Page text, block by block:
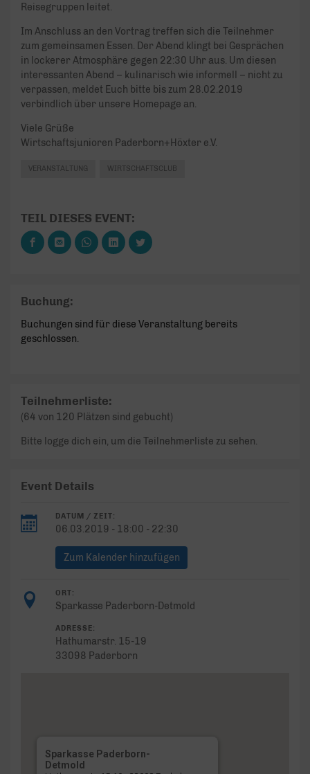
Reisegruppen leitet.
Im Anschluss an den Vortrag treffen sich die Teilnehmer
zum gemeinsamen Essen. Der Abend klingt bei Gesprächen
in lockerer Atmosphäre gegen 22:30 Uhr aus. Um diesen
interessanten Abend – kulinarisch wie informell – nicht zu
verpassen, meldet Euch bitte bis zum 28.02.2019
verbindlich über unsere Homepage an.
Viele Grüße
Wirtschaftsjunioren Paderborn+Höxter e.V.
VERANSTALTUNG WIRTSCHAFTSCLUB
TEIL DIESES EVENT:
Buchung:
Buchungen sind für diese Veranstaltung bereits
geschlossen.
Teilnehmerliste:
(64 von 120 Plätzen sind gebucht)
Bitte logge dich ein, um die Teilnehmerliste zu sehen.
Event Details
DATUM / ZEIT:
06.03.2019 - 18:00 - 22:30
Zum Kalender hinzufügen
ORT:
Sparkasse Paderborn-Detmold
ADRESSE:
Hathumarstr. 15-19
33098 Paderborn
Sparkasse Paderborn-
Detmold